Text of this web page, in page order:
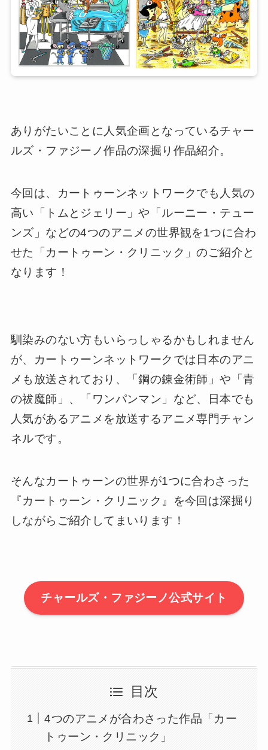
ありがたいことに人気企画となっているチャー
ルズ・ファジーノ作品の深掘り作品紹介。
今回は、カートゥーンネットワークでも人気の
高い「トムとジェリー」や「ルーニー・テュー
ンズ」などの4つのアニメの世界観を1つに合わ
せた「カートゥーン・クリニック」のご紹介と
なります！
馴染みのない方もいらっしゃるかもしれません
が、カートゥーンネットワークでは日本のアニ
メも放送されており、「鋼の錬金術師」や「青
の祓魔師」、「ワンパンマン」など、日本でも
人気があるアニメを放送するアニメ専門チャン
ネルです。
そんなカートゥーンの世界が1つに合わさった
『カートゥーン・クリニック』を今回は深掘り
しながらご紹介してまいります！
チャールズ・ファジーノ公式サイト
目次
4つのアニメが合わさった作品「カー
トゥーン・クリニック」